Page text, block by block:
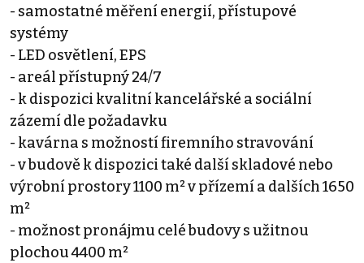
- samostatné měření energií, přístupové
systémy
- LED osvětlení, EPS
- areál přístupný 24/7
- k dispozici kvalitní kancelářské a sociální
zázemí dle požadavku
- kavárna s možností firemního stravování
- v budově k dispozici také další skladové nebo
výrobní prostory 1100 m² v přízemí a dalších 1650
m²
- možnost pronájmu celé budovy s užitnou
plochou 4400 m²